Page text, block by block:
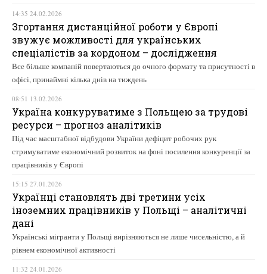
14:35 24.02.2026
Згортання дистанційної роботи у Європі
звужує можливості для українських
спеціалістів за кордоном – дослідження
Все більше компаній повертаються до очного формату та присутності в
офісі, принаймні кілька днів на тиждень
08:51 13.02.2026
Україна конкуруватиме з Польщею за трудові
ресурси – прогноз аналітиків
Під час масштабної відбудови України дефіцит робочих рук
стримуватиме економічний розвиток на фоні посилення конкуренції за
працівників у Європі
15:15 27.01.2026
Українці становлять дві третини усіх
іноземних працівників у Польщі – аналітичні
дані
Українські мігранти у Польщі вирізняються не лише чисельністю, а й
рівнем економічної активності
11:32 24.01.2026